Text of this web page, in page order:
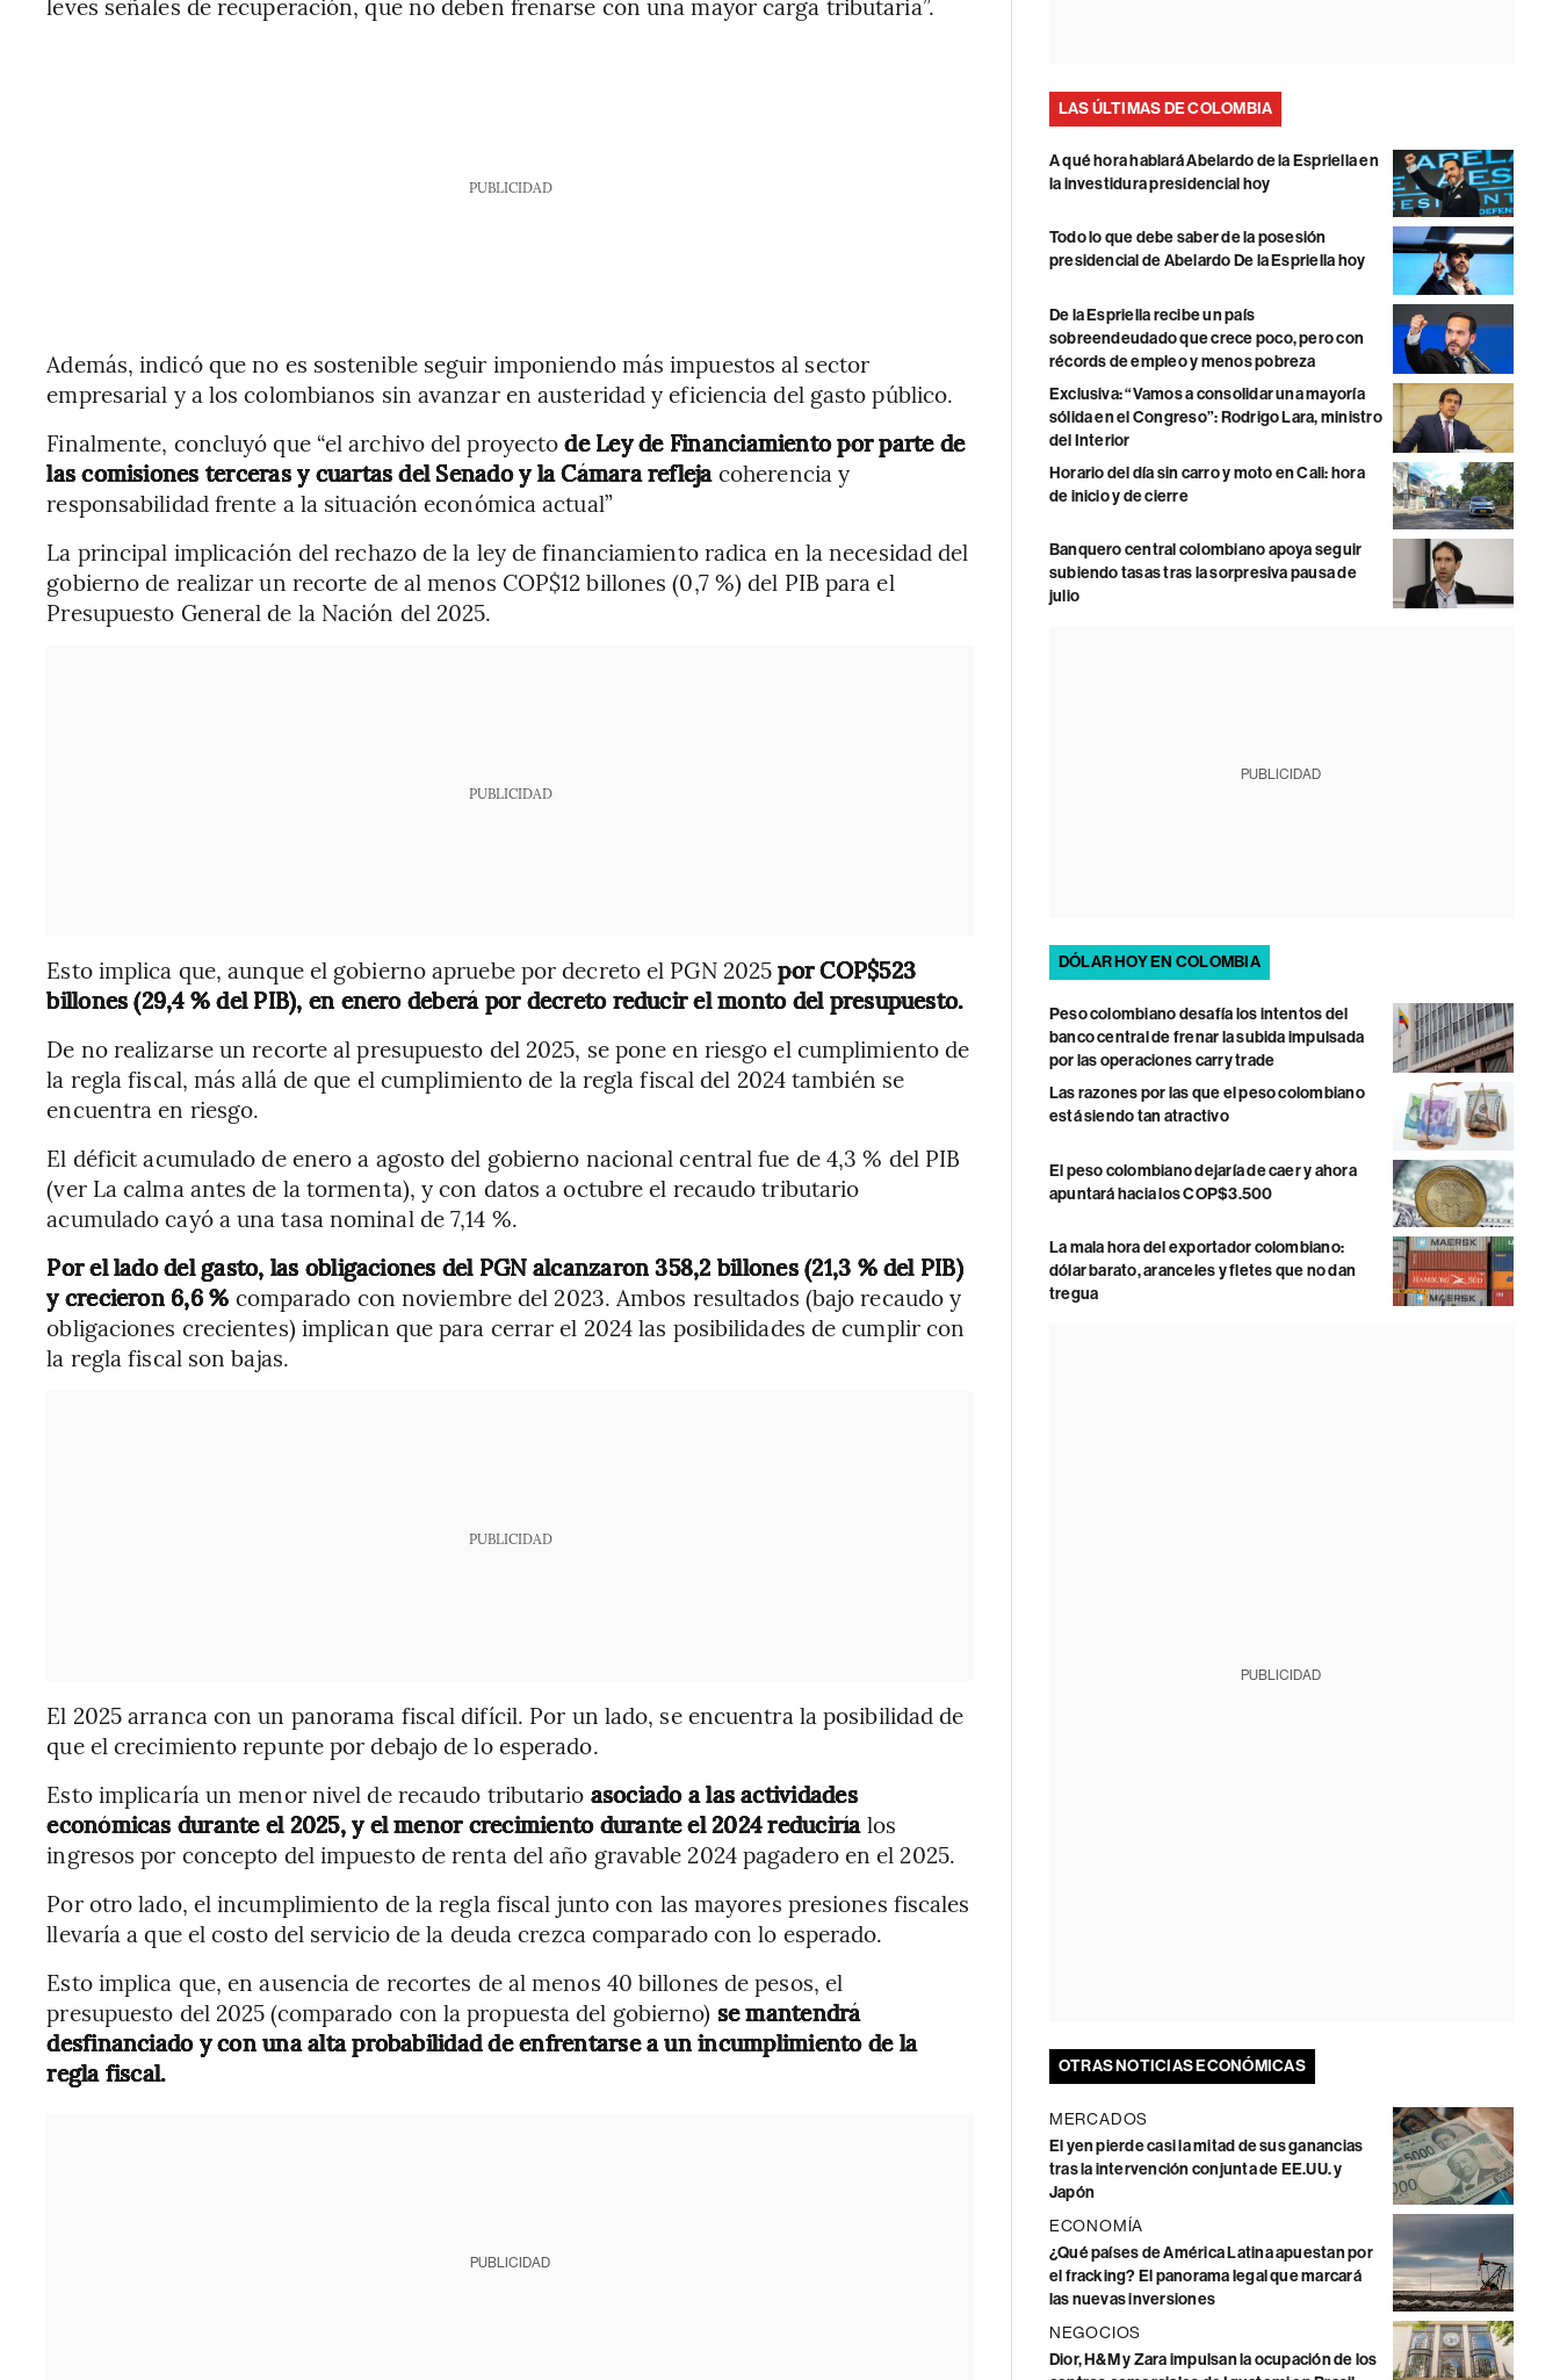
PUBLICIDAD
Además, indicó que no es sostenible seguir imponiendo más impuestos al sector
empresarial y a los colombianos sin avanzar en austeridad y eficiencia del gasto público.
Finalmente, concluyó que “el archivo del proyectode Ley de Financiamiento por parte de
las comisiones terceras y cuartas del Senado y la Cámara reflejacoherencia y
responsabilidad frente a la situación económica actual”
La principal implicación del rechazo de la ley de financiamiento radica en la necesidad del
gobierno de realizar un recorte de al menos COP$12 billones (0,7 %) del PIB para el
Presupuesto General de la Nación del 2025.
PUBLICIDAD
Esto implica que, aunque el gobierno apruebe por decreto el PGN 2025por COP$523
billones (29,4 % del PIB), en enero deberá por decreto reducir el monto del presupuesto.
De no realizarse un recorte al presupuesto del 2025, se pone en riesgo el cumplimiento de
la regla fiscal, más allá de que el cumplimiento de la regla fiscal del 2024 también se
encuentra en riesgo.
El déficit acumulado de enero a agosto del gobierno nacional central fue de 4,3 % del PIB
(ver La calma antes de la tormenta), y con datos a octubre el recaudo tributario
acumulado cayó a una tasa nominal de 7,14 %.
Por el lado del gasto, las obligaciones del PGN alcanzaron 358,2 billones (21,3 % del PIB)
y crecieron 6,6 % comparado con noviembre del 2023. Ambos resultados (bajo recaudo y
obligaciones crecientes) implican que para cerrar el 2024 las posibilidades de cumplir con
la regla fiscal son bajas.
PUBLICIDAD
El 2025 arranca con un panorama fiscal difícil. Por un lado, se encuentra la posibilidad de
que el crecimiento repunte por debajo de lo esperado.
Esto implicaría un menor nivel de recaudo tributario asociado a las actividades
económicas durante el 2025, y el menor crecimiento durante el 2024 reduciríalos
ingresos por concepto del impuesto de renta del año gravable 2024 pagadero en el 2025.
Por otro lado, el incumplimiento de la regla fiscal junto con las mayores presiones fiscales
llevaría a que el costo del servicio de la deuda crezca comparado con lo esperado.
Esto implica que, en ausencia de recortes de al menos 40 billones de pesos, el
presupuesto del 2025 (comparado con la propuesta del gobierno) se mantendrá
desfinanciado y con una alta probabilidad de enfrentarse a un incumplimiento de la
regla fiscal.
PUBLICIDAD
LAS ÚLTIMAS DE COLOMBIA
A qué hora hablará Abelardo de la Espriella en
la investidura presidencial hoy
Todo lo que debe saber de la posesión
presidencial de Abelardo De la Espriella hoy
De la Espriella recibe un país
sobreendeudado que crece poco, pero con
récords de empleo y menos pobreza
Exclusiva: “Vamos a consolidar una mayoría
sólida en el Congreso”: Rodrigo Lara, ministro
del Interior
Horario del día sin carro y moto en Cali: hora
de inicio y de cierre
Banquero central colombiano apoya seguir
subiendo tasas tras la sorpresiva pausa de
julio
PUBLICIDAD
DÓLAR HOY EN COLOMBIA
Peso colombiano desafía los intentos del
banco central de frenar la subida impulsada
por las operaciones carry trade
Las razones por las que el peso colombiano
está siendo tan atractivo
El peso colombiano dejaría de caer y ahora
apuntará hacia los COP$3.500
La mala hora del exportador colombiano:
dólar barato, aranceles y fletes que no dan
tregua
PUBLICIDAD
OTRAS NOTICIAS ECONÓMICAS
MERCADOS
El yen pierde casi la mitad de sus ganancias
tras la intervención conjunta de EE.UU. y
Japón
ECONOMÍA
¿Qué países de América Latina apuestan por
el fracking? El panorama legal que marcará
las nuevas inversiones
NEGOCIOS
Dior, H&M y Zara impulsan la ocupación de los